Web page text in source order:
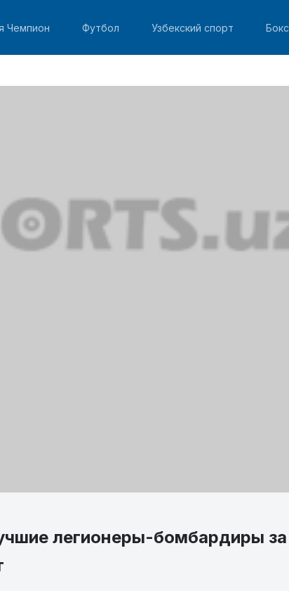
Чемпион Футбол Узбекский спорт Бокс
легионеры-бомбардиры за